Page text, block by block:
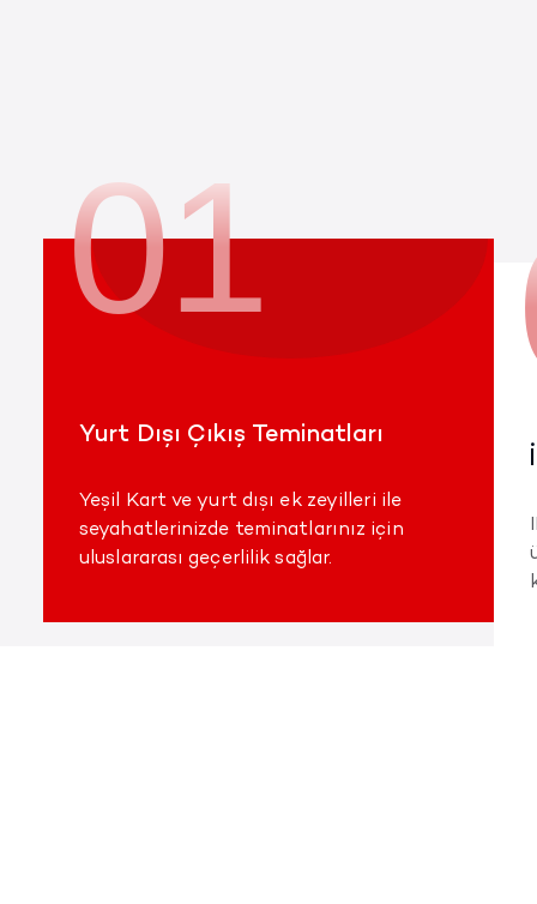
01
Yurt Dışı Çıkış Teminatları
Yeşil Kart ve yurt dışı ek zeyilleri ile
seyahatlerinizde teminatlarınız için
uluslararası geçerlilik sağlar.